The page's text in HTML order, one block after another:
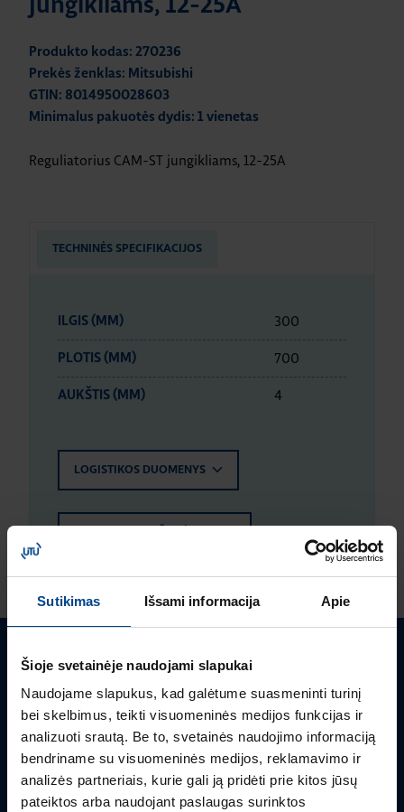
Sutikimas Išsami informacija Apie
Šioje svetainėje naudojami slapukai
Naudojame slapukus, kad galėtume suasmeninti turinį
bei skelbimus, teikti visuomeninės medijos funkcijas ir
analizuoti srautą. Be to, svetainės naudojimo informaciją
bendriname su visuomeninės medijos, reklamavimo ir
analizės partneriais, kurie gali ją pridėti prie kitos jūsų
pateiktos arba naudojant paslaugas surinktos
jungikliams, 12-25A
Produkto kodas: 270236
Prekės ženklas: Mitsubishi
GTIN: 8014950028603
Minimalus pakuotės dydis: 1 vienetas
Reguliatorius CAM-ST jungikliams, 12-25A
TECHNINĖS SPECIFIKACIJOS
ILGIS (MM) 300
PLOTIS (MM) 700
AUKŠTIS (MM) 4
LOGISTIKOS DUOMENYS
Turite klausimų? Susisiekite
Mielai atsakysime į Jums aktualius klausimus.